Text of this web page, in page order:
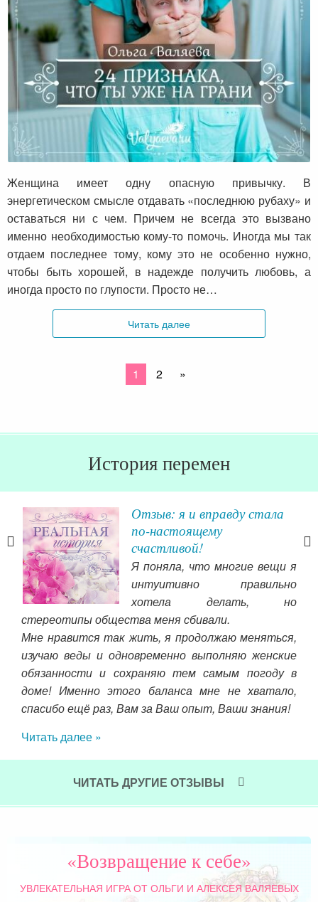
24 признака, что ты уже на грани
Женщина имеет одну опасную привычку. В
энергетическом смысле отдавать «последнюю рубаху» и
оставаться ни с чем. Причем не всегда это вызвано
именно необходимостью кому-то помочь. Иногда мы так
отдаем последнее тому, кому это не особенно нужно,
чтобы быть хорошей, в надежде получить любовь, а
иногда просто по глупости. Просто не…
Читать далее
1 2 »
История перемен
Отзыв: я и вправду стала
по-настоящему
счастливой!
Я поняла, что многие вещи я
интуитивно правильно
хотела делать, но
стереотипы общества меня сбивали.
Мне нравится так жить, я продолжаю меняться,
изучаю веды и одновременно выполняю женские
обязанности и сохраняю тем самым погоду в
доме! Именно этого баланса мне не хватало,
спасибо ещё раз, Вам за Ваш опыт, Ваши знания!
Читать далее »
ЧИТАТЬ ДРУГИЕ ОТЗЫВЫ
«Возвращение к себе»
УВЛЕКАТЕЛЬНАЯ ИГРАОТ ОЛЬГИ И АЛЕКСЕЯ ВАЛЯЕВЫХ